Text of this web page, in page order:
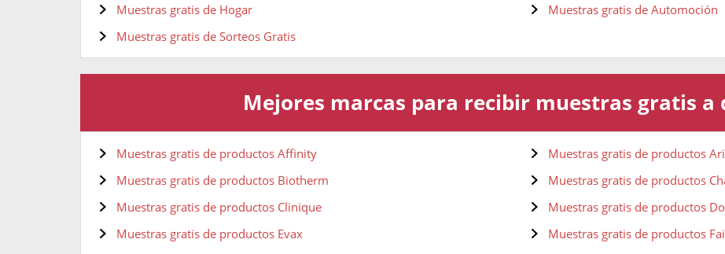
Muestras gratis de Hogar
Muestras gratis de Automoción
Muestras gratis de Sorteos Gratis
Mejores marcas para recibir muestras gratis a
Muestras gratis de productos Affinity
Muestras gratis de productos
Muestras gratis de productos Biotherm
Muestras gratis de productos
Muestras gratis de productos Clinique
Muestras gratis de productos
Muestras gratis de productos Evax
Muestras gratis de productos